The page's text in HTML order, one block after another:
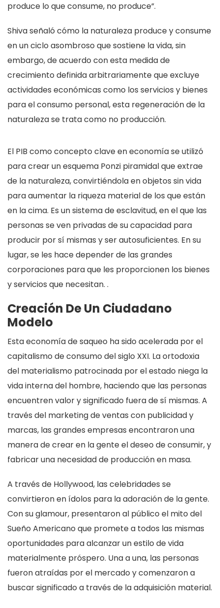
produce lo que consume, no produce”.
Shiva señaló cómo la naturaleza produce y consume
en un ciclo asombroso que sostiene la vida, sin
embargo, de acuerdo con esta medida de
crecimiento definida arbitrariamente que excluye
actividades económicas como los servicios y bienes
para el consumo personal, esta regeneración de la
naturaleza se trata como no producción.
El PIB como concepto clave en economía se utilizó
para crear un esquema Ponzi piramidal que extrae
de la naturaleza, convirtiéndola en objetos sin vida
para aumentar la riqueza material de los que están
en la cima. Es un sistema de esclavitud, en el que las
personas se ven privadas de su capacidad para
producir por sí mismas y ser autosuficientes. En su
lugar, se les hace depender de las grandes
corporaciones para que les proporcionen los bienes
y servicios que necesitan. .
Creación De Un Ciudadano
Modelo
Esta economía de saqueo ha sido acelerada por el
capitalismo de consumo del siglo XXI. La ortodoxia
del materialismo patrocinada por el estado niega la
vida interna del hombre, haciendo que las personas
encuentren valor y significado fuera de sí mismas. A
través del marketing de ventas con publicidad y
marcas, las grandes empresas encontraron una
manera de crear en la gente el deseo de consumir, y
fabricar una necesidad de producción en masa.
A través de Hollywood, las celebridades se
convirtieron en ídolos para la adoración de la gente.
Con su glamour, presentaron al público el mito del
Sueño Americano que promete a todos las mismas
oportunidades para alcanzar un estilo de vida
materialmente próspero. Una a una, las personas
fueron atraídas por el mercado y comenzaron a
buscar significado a través de la adquisición material.